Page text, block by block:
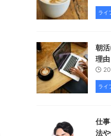
ライ
朝
理
ライ
仕
法